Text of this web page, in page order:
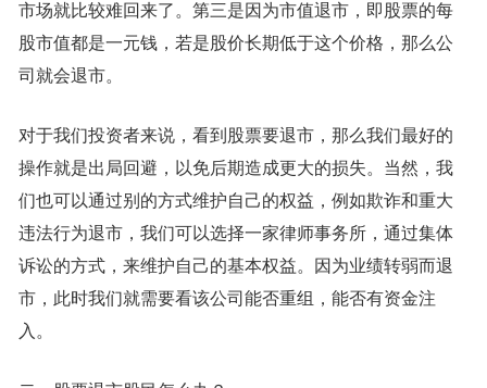
市场就比较难回来了。第三是因为市值退市，即股票的每
股市值都是一元钱，若是股价长期低于这个价格，那么公
司就会退市。
对于我们投资者来说，看到股票要退市，那么我们最好的
操作就是出局回避，以免后期造成更大的损失。当然，我
们也可以通过别的方式维护自己的权益，例如欺诈和重大
违法行为退市，我们可以选择一家律师事务所，通过集体
诉讼的方式，来维护自己的基本权益。因为业绩转弱而退
市，此时我们就需要看该公司能否重组，能否有资金注
入。